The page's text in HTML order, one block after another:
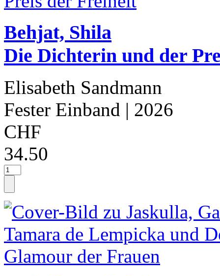
Behjat, Shila
Die Dichterin und der
Elisabeth Sandmann
Fester Einband | 2026
CHF
34.50